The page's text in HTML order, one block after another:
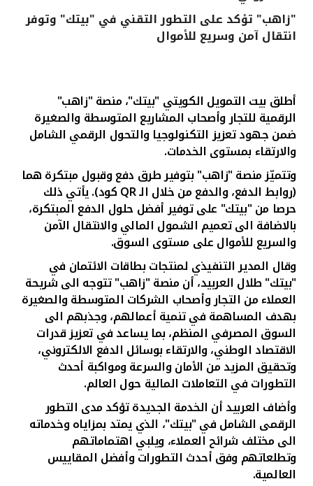
القنوات المصرفية
خدمات ما بعد البيع
اتصل بنا
مواقع الفروع وأجهزة الصرف الآلي
ألمانيا
ماليزيا
تركيا
مصر
المملكة المتحدة
مملكة البحرين
"زاهب" تؤكد على التطور التقني في "بيتك" وتوفر
انتقال آمن وسريع للأموال
أطلق بيت التمويل الكويتي "بيتك"، منصة "زاهب"
الرقمية للتجار وأصحاب المشاريع المتوسطة والصغيرة
ضمن جهود تعزيز التكنولوجيا والتحول الرقمي الشامل
والارتقاء بمستوى الخدمات.
وتتميّز منصة "زاهب" بتوفير طرق دفع وقبول مبتكرة هما
(روابط الدفع، والدفع من خلال الـQRكود). يأتي ذلك
حرصا من "بيتك" على توفير أفضل حلول الدفع المبتكرة،
بالاضافة الى تعميم الشمول المالي والانتقال الآمن
والسريع للأموال على مستوى السوق.
وقال المدير التنفيذي لمنتجات بطاقات الائتمان في
"بيتك" طلال العربيد، أن منصة "زاهب" تتوجه الى شريحة
العملاء من التجار وأصحاب الشركات المتوسطة والصغيرة
بهدف المساهمة في تنمية أعمالهم، وجذبهم الى
السوق المصرفي المنظم، بما يساعد في تعزيز قدرات
الاقتصاد الوطني، والارتقاء بوسائل الدفع الالكتروني،
وتحقيق المزيد من الأمان والسرعة ومواكبة أحدث
التطورات في التعاملات المالية حول العالم.
وأضاف العربيدأن الخدمة الجديدة تؤكد مدى التطور
الرقمى الشامل في "بيتك"، الذي يمتد بمزاياه وخدماته
الى مختلف شرائح العملاء، ويلبي اهتماماتهم
وتطلعاتهم وفق أحدث التطورات وأفضل المقاييس
العالمية.